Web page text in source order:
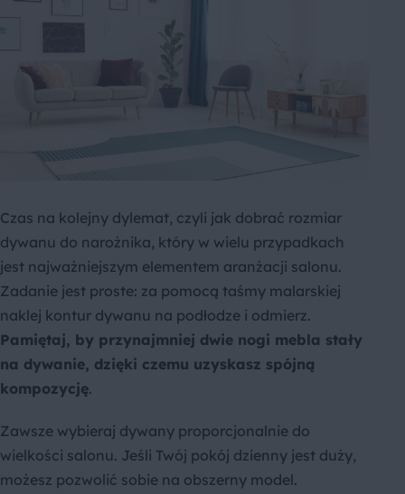
Czas na kolejny dylemat, czyli jak dobrać rozmiar
dywanu do narożnika, który w wielu przypadkach
jest najważniejszym elementem aranżacji salonu.
Zadanie jest proste: za pomocą taśmy malarskiej
naklej kontur dywanu na podłodze i odmierz.
Pamiętaj, by przynajmniej dwie nogi mebla stały
na dywanie, dzięki czemu uzyskasz spójną
kompozycję.
Zawsze wybieraj dywany proporcjonalnie do
wielkości salonu. Jeśli Twój pokój dzienny jest duży,
możesz pozwolić sobie na obszerny model.